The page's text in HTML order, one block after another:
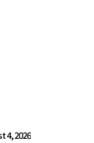
4, 2026